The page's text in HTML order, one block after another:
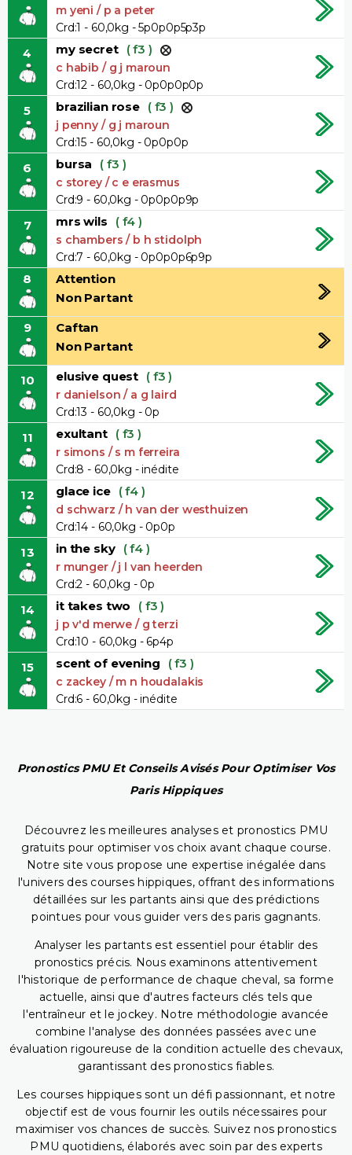
m yeni / p a peter
Crd:1 - 60,0kg - 5p0p0p5p3p
4 my secret ( f3 )
c habib / g j maroun
Crd:12 - 60,0kg - 0p0p0p0p
5 brazilian rose ( f3 )
j penny / g j maroun
Crd:15 - 60,0kg - 0p0p0p
6 bursa ( f3 )
c storey / c e erasmus
Crd:9 - 60,0kg - 0p0p0p9p
7 mrs wils ( f4 )
s chambers / b h stidolph
Crd:7 - 60,0kg - 0p0p0p6p9p
8
Attention
Non Partant
9
Caftan
Non Partant
10 elusive quest ( f3 )
r danielson / a g laird
Crd:13 - 60,0kg - 0p
11 exultant ( f3 )
r simons / s m ferreira
Crd:8 - 60,0kg - inédite
12 glace ice ( f4 )
d schwarz / h van der westhuizen
Crd:14 - 60,0kg - 0p0p
13 in the sky ( f4 )
r munger / j l van heerden
Crd:2 - 60,0kg - 0p
14 it takes two ( f3 )
j p v'd merwe / g terzi
Crd:10 - 60,0kg - 6p4p
15 scent of evening ( f3 )
c zackey / m n houdalakis
Crd:6 - 60,0kg - inédite
Pronostics PMU Et Conseils Avisés Pour Optimiser Vos
Paris Hippiques
Découvrez les meilleures analyses et pronostics PMU
gratuits pour optimiser vos choix avant chaque course.
Notre site vous propose une expertise inégalée dans
l'univers des courses hippiques, offrant des informations
détaillées sur les partants ainsi que des prédictions
pointues pour vous guider vers des paris gagnants.
Analyser les partants est essentiel pour établir des
pronostics précis. Nous examinons attentivement
l'historique de performance de chaque cheval, sa forme
actuelle, ainsi que d'autres facteurs clés tels que
l'entraîneur et le jockey. Notre méthodologie avancée
combine l'analyse des données passées avec une
évaluation rigoureuse de la condition actuelle des chevaux,
garantissant des pronostics fiables.
Les courses hippiques sont un défi passionnant, et notre
objectif est de vous fournir les outils nécessaires pour
maximiser vos chances de succès. Suivez nos pronostics
PMU quotidiens, élaborés avec soin par des experts